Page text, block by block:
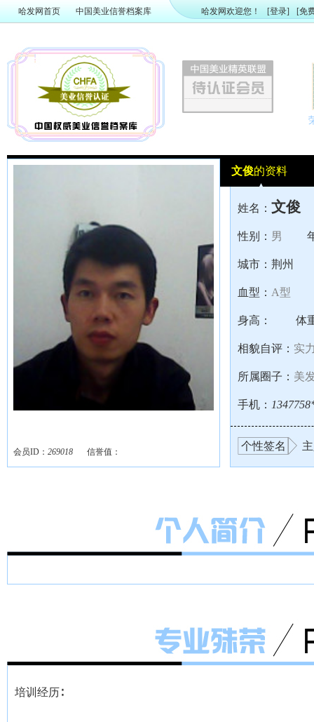
哈发网首页 中国美业信誉档案库 哈发网欢迎您！ [登录] [免
文俊的资料
会员ID： 269018 信誉值：
姓名： 文俊
性别： 男
城市： 荆州
血型： A型
身高： 体
相貌自评： 实
所属圈子： 美
手机：
个性签名
培训经历∶